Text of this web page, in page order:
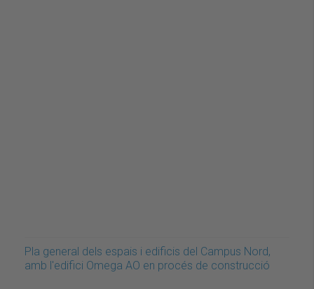
Pla general dels espais i edificis del Campus Nord,
amb l'edifici Omega AO en procés de construcció